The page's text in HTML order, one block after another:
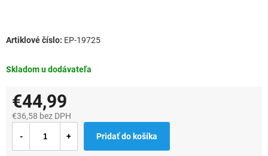
Skladom u dodávateľa
EP-19725
€44,99
€36,58 bez DPH
cena:
Pridať do košíka